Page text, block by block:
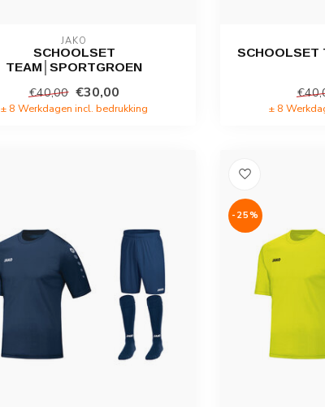
JAKO
SCHOOLSET
TEAM│SPORTGROEN
€40,00 €30,00
± 8 Werkdagen incl. bedrukking
SCHOOLSET
± 8
-25%